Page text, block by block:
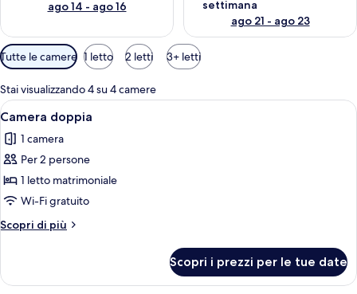
ago 14 - ago 16
settimana
ago 21 - ago 23
Filtri
disponibili
per
le
camere
Tutte le camere 1 letto 2 letti 3+ letti
Stai visualizzando 4 su 4 camere
Apri
tutte
le
foto
per
Camera
doppia
Un letto rifatto con lenzuola e
24
Camera doppia
1 camera
Per 2 persone
1 letto matrimoniale
Wi-Fi gratuito
Scopri di più
Altri
doppia
Scopri i prezzi per le tue date